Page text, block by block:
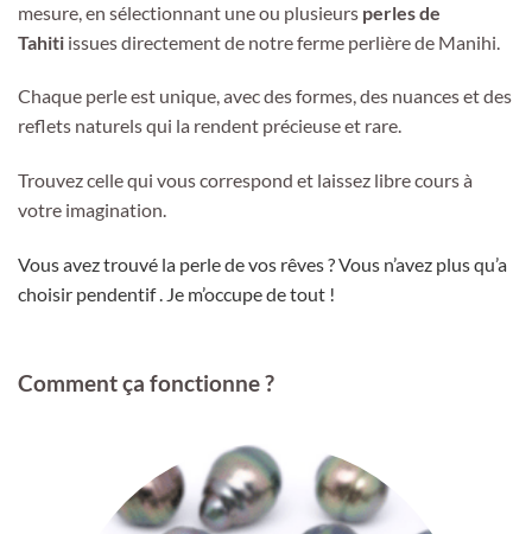
mesure, en sélectionnant une ou plusieurs perles de
Tahiti issues directement de notre ferme perlière de Manihi.
Chaque perle est unique, avec des formes, des nuances et des
reflets naturels qui la rendent précieuse et rare.
Trouvez celle qui vous correspond et laissez libre cours à
votre imagination.
Vous avez trouvé la perle de vos rêves ? Vous n’avez plus qu’a
choisir pendentif . Je m’occupe de tout !
Comment ça fonctionne ?